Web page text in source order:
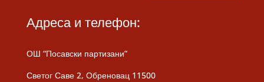
Адреса и телефон:
ОШ “Посавски партизани”
Светог Саве 2, Обреновац 11500